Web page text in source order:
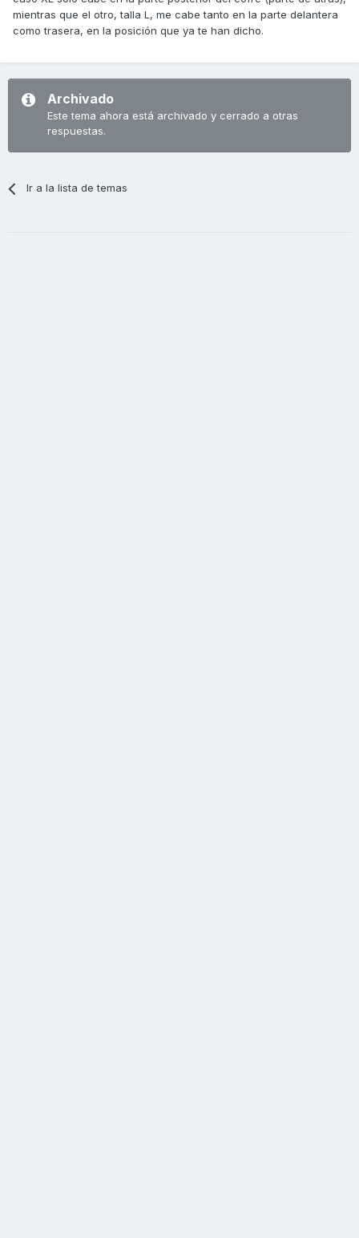
mientras que el otro, talla L, me cabe tanto en la parte delantera
como trasera, en la posición que ya te han dicho.
Archivado
Este tema ahora está archivado y cerrado a otras
respuestas.
Ir a la lista de temas